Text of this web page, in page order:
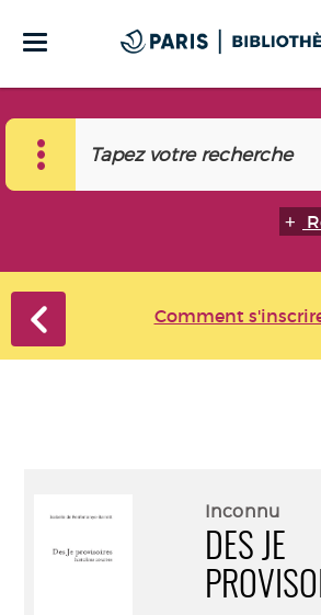
Comment
Inconnu
DES JE